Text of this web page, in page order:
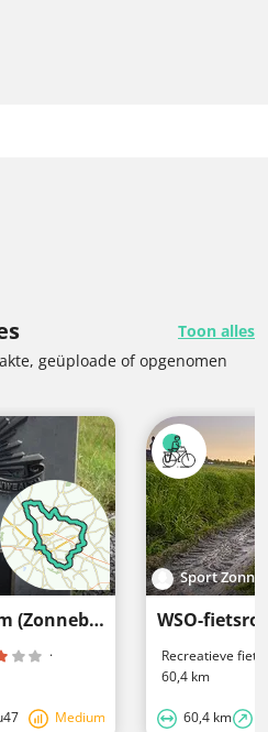
Toon alles
geüploade of opgenomen
WSO-fietsroute 41,90km (Zonnebeke - Ieper - Langemark-Poelkapelle)
·
Medium
Sport
Recreatieve
60,4 km
60,4 km